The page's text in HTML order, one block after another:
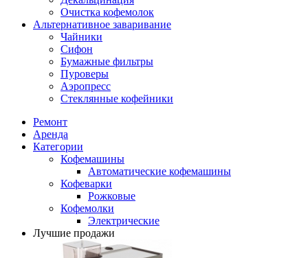
Очистка кофемолок
Альтернативное заваривание
Чайники
Сифон
Бумажные фильтры
Пуроверы
Аэропресс
Стеклянные кофейники
Ремонт
Аренда
Категории
Кофемашины
Автоматические кофемашины
Кофеварки
Рожковые
Кофемолки
Электрические
Лучшие продажи